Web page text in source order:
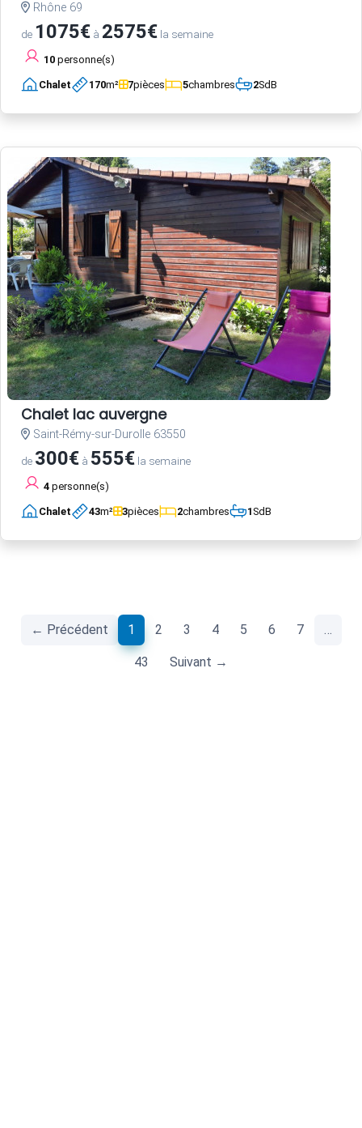
Rhône 69
de 1075€ à 2575€ la semaine
10 personne(s)
Chalet 170m² 7pièces 5chambres 2SdB
Chalet lac auvergne
Saint-Rémy-sur-Durolle 63550
de 300€ à 555€ la semaine
4 personne(s)
Chalet 43m² 3pièces 2chambres 1SdB
← Précédent 1 (current)
2 3 4 5 6 7 …
43 Suivant →